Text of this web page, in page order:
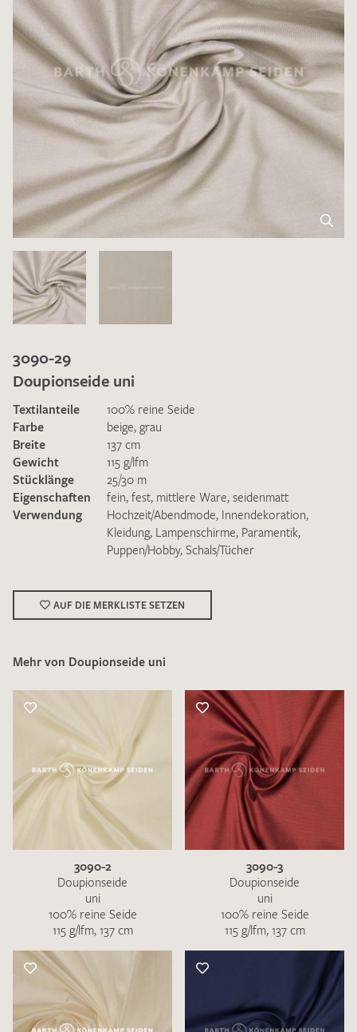
Ich bin damit einverstanden, dass meine angegebenen Daten
zur Beantwortung meiner Musteranfrage genutzt werden.
DieDatenschutzbestimmungenhabe ich zur Kenntnis
genommen und akzeptiere diese.
3090-29
Doupionseide uni
Textilanteile
100% reine Seide
Farbe
beige, grau
Breite
137 cm
Gewicht
115 g/lfm
Stücklänge
25/30 m
Eigenschaften
fein, fest, mittlere Ware, seidenmatt
Verwendung
Hochzeit/Abendmode, Innendekoration,
Kleidung, Lampenschirme, Paramentik,
Puppen/Hobby, Schals/Tücher
AUF DIE MERKLISTE SETZEN
Mehr von Doupionseide uni
3090-2
Doupionseide
uni
100% reine Seide
115 g/lfm, 137 cm
3090-3
Doupionseide
uni
100% reine Seide
115 g/lfm, 137 cm